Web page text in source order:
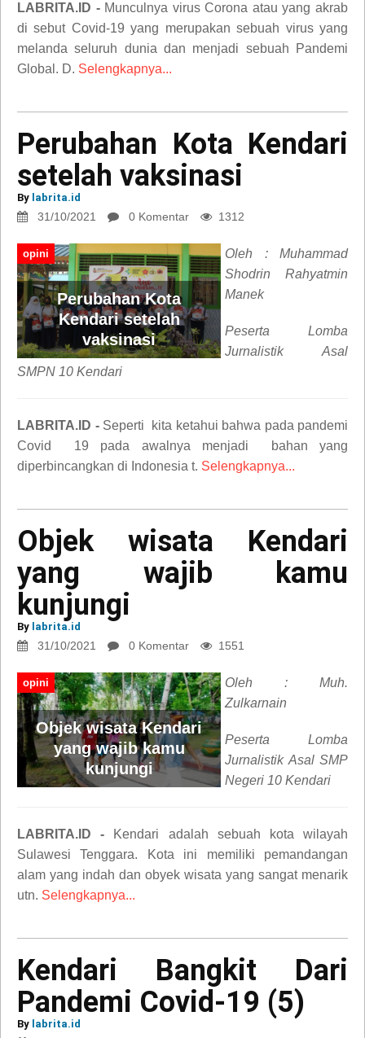
LABRITA.ID - Munculnya virus Corona atau yang akrab
di sebut Covid-19 yang merupakan sebuah virus yang
melanda seluruh dunia dan menjadi sebuah Pandemi
Global. D. Selengkapnya...
Perubahan Kota Kendari
setelah vaksinasi
By labrita.id
31/10/2021 0 Komentar 1312
opini
Perubahan Kota
Kendari setelah
vaksinasi
Oleh : Muhammad
Shodrin Rahyatmin
Manek
Peserta Lomba
Jurnalistik Asal
SMPN 10 Kendari
LABRITA.ID - Seperti kita ketahui bahwa pada pandemi
Covid 19 pada awalnya menjadi bahan yang
diperbincangkan di Indonesia t. Selengkapnya...
Objek wisata Kendari
yang wajib kamu
kunjungi
By labrita.id
31/10/2021 0 Komentar 1551
opini
Objek wisata Kendari
yang wajib kamu
kunjungi
Oleh : Muh.
Zulkarnain
Peserta Lomba
Jurnalistik Asal SMP
Negeri 10 Kendari
LABRITA.ID - Kendari adalah sebuah kota wilayah
Sulawesi Tenggara. Kota ini memiliki pemandangan
alam yang indah dan obyek wisata yang sangat menarik
utn. Selengkapnya...
Kendari Bangkit Dari
Pandemi Covid-19 (5)
By labrita.id